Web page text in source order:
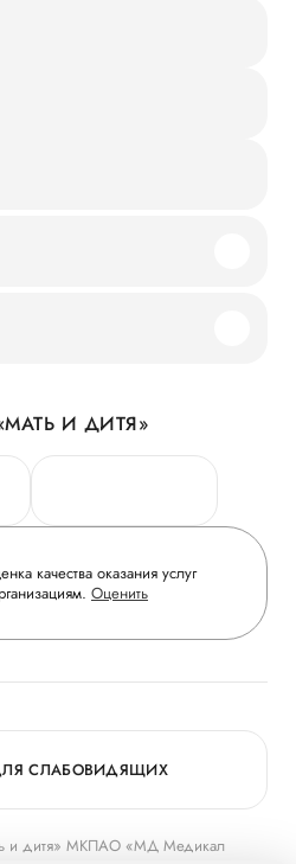
И ДИТЯ»
качества оказания услуг
Оценить
и дитя» МКПАО «МД Медикал
СЛАБОВИДЯЩИХ